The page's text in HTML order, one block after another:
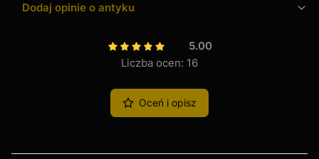
Dodaj opinie o antyku
5.00
Liczba ocen: 16
Oceń i opisz